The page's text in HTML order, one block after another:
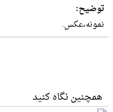
توضیح:
نمونه،عکس.
همچنین نگاه کنید